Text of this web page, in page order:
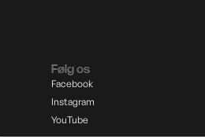
Følg os
Facebook
Instagram
YouTube